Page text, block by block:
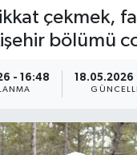
çekmek,
bölümü
- 16:48 18.05.2026